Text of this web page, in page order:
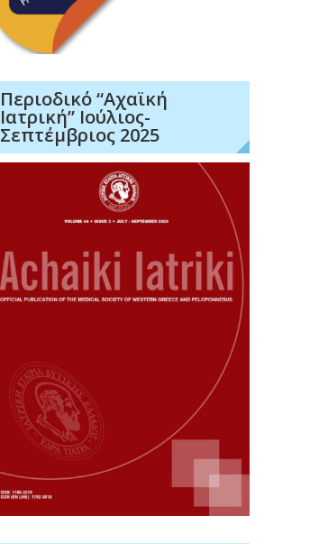
Περιοδικό “Αχαϊκή
Ιατρική” Ιούλιος-
Σεπτέμβριος 2025